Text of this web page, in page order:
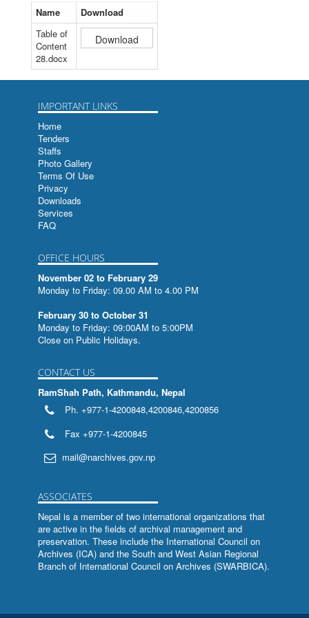
बृहत्सूचीपत्रम
बृहत्सूचीपत्रम
SAARC Voyage From Bangalore to Kathmandu
भूमिसम्बन्धी तमसुक-ताडपत्र
अगस्त्यसंहिता रत्नपरिक्षा च
हस्तलिखित ग्रन्थहरुको सुचिपत्र
Index to Papers Read at the Indian Historical
Records Commission Sessions
सिद्धान्तसारणी
संक्षिप्तसूचीपत्रम
अश्वमेघीययात्रा
हरमेखला (मध्यमखण्ड)
हरमेखला (पूर्वखण्ड:)
श्रीभगवच्चन्द्रिका
प्रतिष्ठालक्षणसारसमुच्चय: तस्यायम
प्रतिष्ठालक्षणसारसमुच्चय:
The Archives Movement and Nepal
Catalogue of 'Guthi Papers'
वर्ष - २०६९ अंक -३०
वर्ष - २०७० अंक -३१
वर्ष - २०७१ अंक -३२
वर्ष - २०७३ अंक -३४
वर्ष - २०७४ अंक -३५
वर्ष - २०७५ अंक -३६
Name
Download
Table of
Content
28.docx
IMPORTANT LINKS
Home
Tenders
Staffs
Photo Gallery
Terms Of Use
Privacy
Downloads
Services
FAQ
OFFICE HOURS
November 02 to February 29
Monday to Friday: 09.00 AM to 4.00 PM
February 30 to October 31
Monday to Friday: 09:00AM to 5:00PM
Close on Public Holidays.
CONTACT US
RamShah Path, Kathmandu, Nepal
Ph. +977-1-4200848,4200846,4200856
Fax +977-1-4200845
mail@narchives.gov.np
ASSOCIATES
Nepal is a member of two international organizations that
are active in the fields of archival management and
preservation. These include the International Council on
Archives (ICA) and the South and West Asian Regional
Branch of International Council on Archives (SWARBICA).